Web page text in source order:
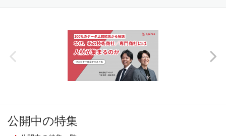
公開中の特集